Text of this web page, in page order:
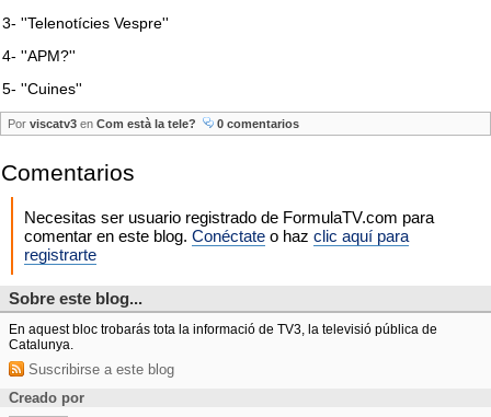
3- ''Telenotícies Vespre''
4- ''APM?''
5- ''Cuines''
Por viscatv3 en Com està la tele? 0 comentarios
Comentarios
Necesitas ser usuario registrado de FormulaTV.com para
comentar en este blog. Conéctate o haz clic aquí para
registrarte
Sobre este blog...
En aquest bloc trobarás tota la informació de TV3, la televisió pública de
Catalunya.
Suscribirse a este blog
Creado por